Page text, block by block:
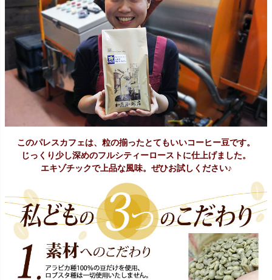
このパレスカフェは、粒の揃ったとてもいいコーヒー豆です。
じっくり少し深めのフルシティーローストに仕上げました。
エキゾチックで上品な風味。ぜひお試しください♪